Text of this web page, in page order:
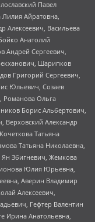
Павел
Айратовна,
Алексеевич, Васильева
Анатолий
Андрей Сергеевич,
Шарипков
Григорий Сергеевич,
Юльевич, Созаев
Романова Ольга
Борис Альбертович,
Верховский Александр
Татьяна
Татьяна Николаевна,
Ян Збигневич, Жемкова
Юлия Юрьевна,
Аверин Владимир
Алексеевич,
Гефтер Валентин
Ирина Анатольевна,